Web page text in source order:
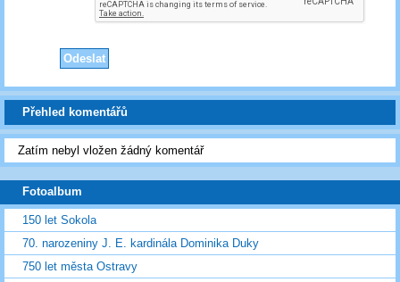
Přehled komentářů
Zatím nebyl vložen žádný komentář
Fotoalbum
150 let Sokola
70. narozeniny J. E. kardinála Dominika Duky
750 let města Ostravy